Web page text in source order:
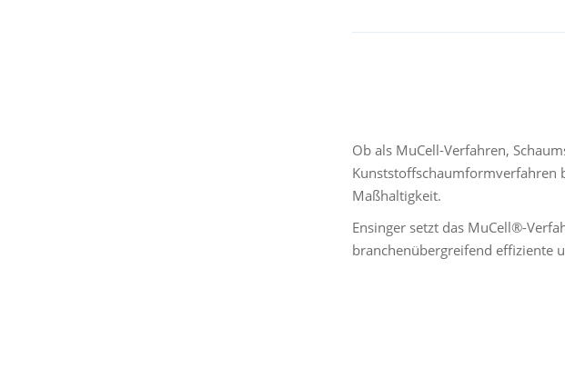
Ob als MuCell-Verfahren,
Kunststoffschaumformverfahren
Maßhaltigkeit.
Ensinger setzt das MuCell®-
branchenübergreifend effiziente